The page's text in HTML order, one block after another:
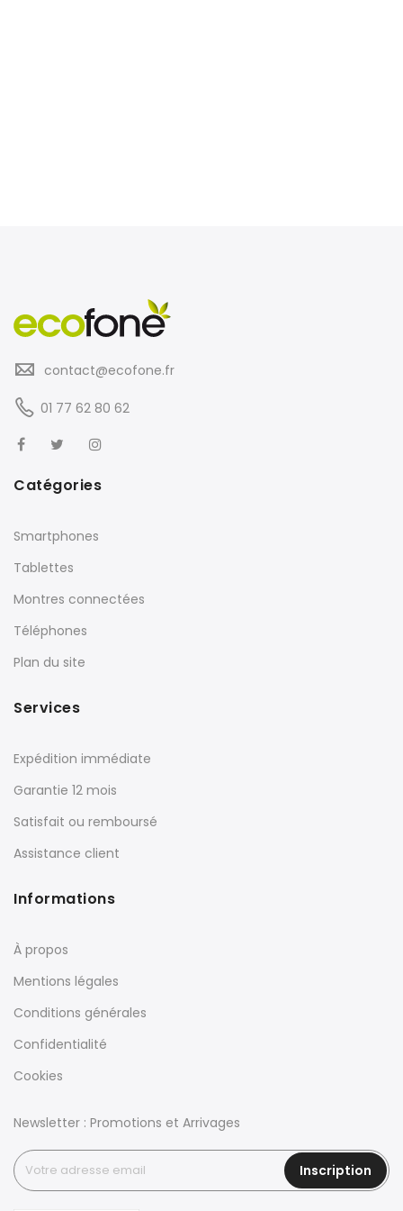
contact@ecofone.fr
01 77 62 80 62
Catégories
Smartphones
Tablettes
Montres connectées
Téléphones
Plan du site
Services
Expédition immédiate
Garantie 12 mois
Satisfait ou remboursé
Assistance client
Informations
À propos
Mentions légales
Conditions générales
Confidentialité
Cookies
Newsletter : Promotions et Arrivages
Inscription